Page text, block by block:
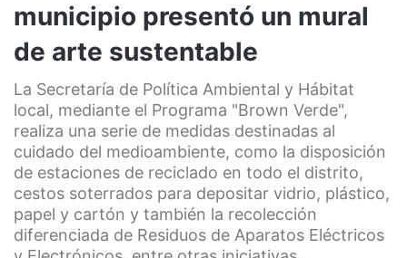
municipio presentó un mural
de arte sustentable
La Secretaría de Política Ambiental y Hábitat
local, mediante el Programa "Brown Verde",
realiza una serie de medidas destinadas al
cuidado del medioambiente, como la disposición
de estaciones de reciclado en todo el distrito,
cestos soterrados para depositar vidrio, plástico,
papel y cartón y también la recolección
diferenciada de Residuos de Aparatos Eléctricos